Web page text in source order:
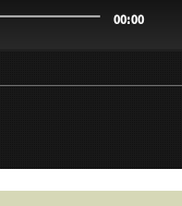
00:00